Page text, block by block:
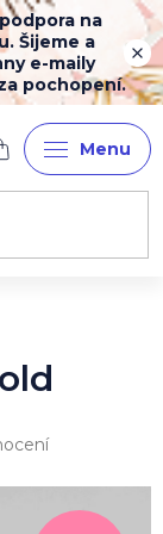
na
Šijeme a
e-maily
pochopení.